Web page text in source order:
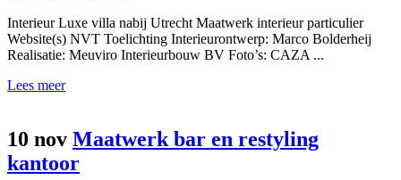
Interieur Luxe villa nabij Utrecht Maatwerk interieur particulier
Website(s) NVT Toelichting Interieurontwerp: Marco Bolderheij
Realisatie: Meuviro Interieurbouw BV Foto’s: CAZA ...
Lees meer
10 nov Maatwerk bar en restyling
kantoor